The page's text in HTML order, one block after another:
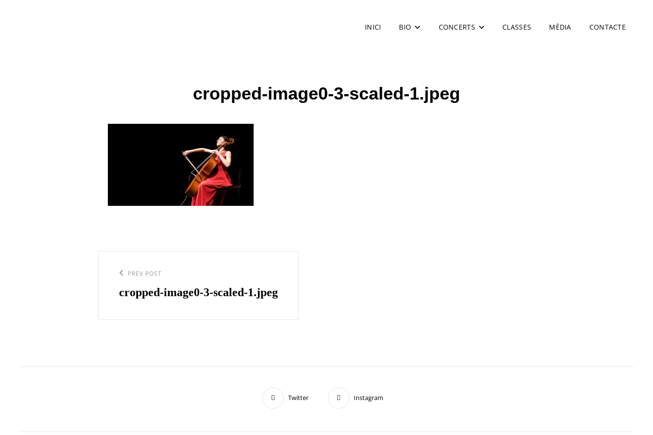
INICI BIO CONCERTS CLASSES MÈDIA CONTACTE
cropped-image0-3-scaled-1.jpeg
d'entrades
Previous
Post
PREV POST
cropped-image0-3-scaled-1.jpeg
Twitter Instagram